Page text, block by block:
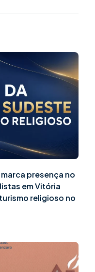
marca presença no
em Vitória
religioso no